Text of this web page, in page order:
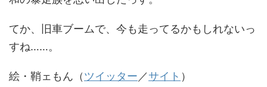
てか、旧車ブームで、今も走ってるかもしれないっ
すね……。
絵・鞘ェもん（ツイッター／サイト ）